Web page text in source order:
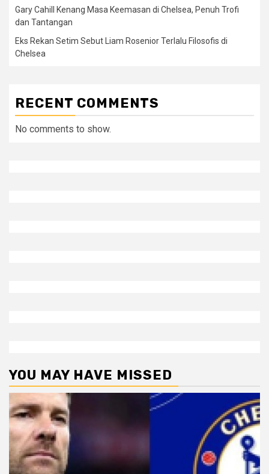
Gary Cahill Kenang Masa Keemasan di Chelsea, Penuh Trofi
dan Tantangan
Eks Rekan Setim Sebut Liam Rosenior Terlalu Filosofis di
Chelsea
RECENT COMMENTS
No comments to show.
YOU MAY HAVE MISSED